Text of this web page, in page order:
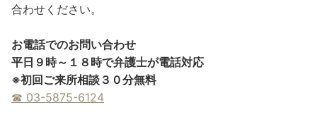
合わせください。
お電話でのお問い合わせ
平日９時～１８時で弁護士が電話対応
※初回ご来所相談３０分無料
☎︎ 03-5875-6124